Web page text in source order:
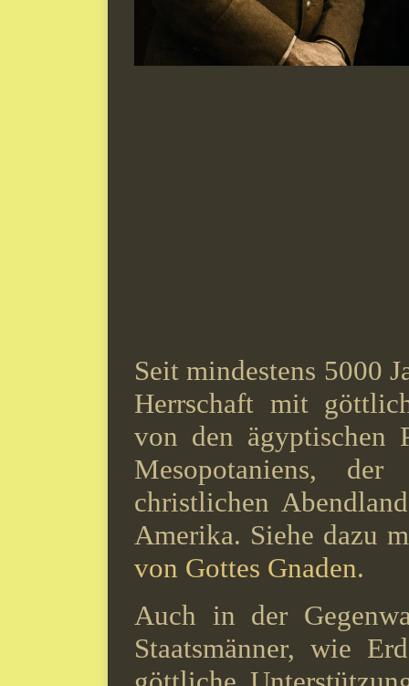
Seit mindestens 5000
Herrschaft mit
von den ägyptischen
Mesopotaniens,
christlichen
Amerika. Siehe dazu
von Gottes Gnaden.
Auch in der
Staatsmänner, wie